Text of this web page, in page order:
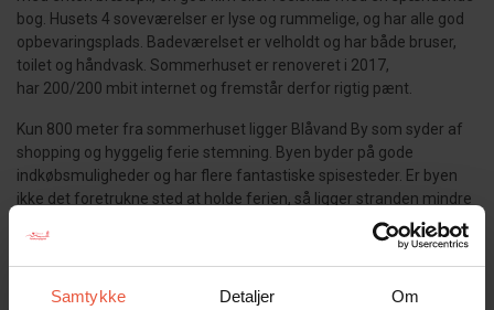
Samtykke Detaljer Om
bog. Husets 4 soveværelser er lyse og rummelige, og har alle god
opbevaringsplads. Badeværelset er velholdt og har både bruser,
toilet og håndvask. Sommerhuset er renoveret i 2017,
har 200/200 mbit internet og fremstår derfor rigtig pænt.
Kun 800 meter fra sommerhuset ligger Blåvand By som syder af
shopping og hyggelig ferie stemning. Byen byder på gode
indkøbsmuligheder og har flere fantastiske spisesteder. Er byen
ikke det foretrukne sted at holde ferien, så ligger stranden mindre
en 2 kilometer væk, og her er der rigelig mulighed for at få en frisk
dukkert.